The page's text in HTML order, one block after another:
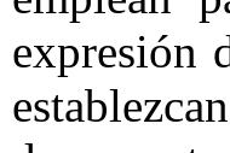
expresión